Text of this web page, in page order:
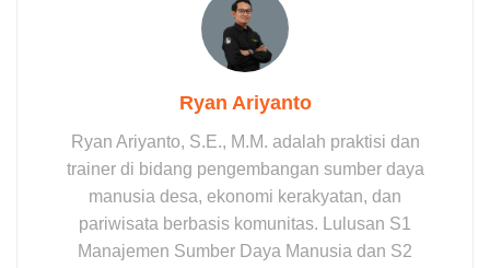
Ryan Ariyanto
Ryan Ariyanto, S.E., M.M. adalah praktisi dan
trainer di bidang pengembangan sumber daya
manusia desa, ekonomi kerakyatan, dan
pariwisata berbasis komunitas. Lulusan S1
Manajemen Sumber Daya Manusia dan S2